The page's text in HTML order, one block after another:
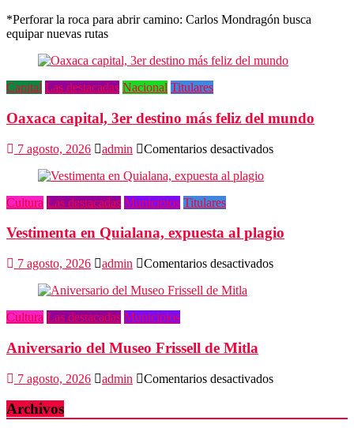
pionero
escalada
*Perforar la roca para abrir camino: Carlos Mondragón busca
equipar nuevas rutas
Capital Las destacadas Nacional Titulares
Oaxaca capital, 3er destino más feliz del mundo
7 agosto, 2026 admin Comentarios desactivadosen
feliz
mundo
Cultura Las destacadas Municipios Titulares
Vestimenta en Quialana, expuesta al plagio
7 agosto, 2026 admin Comentarios desactivadosen
Cultura Las destacadas Municipios
Aniversario del Museo Frissell de Mitla
7 agosto, 2026 admin Comentarios desactivadosen
Museo
Archivos